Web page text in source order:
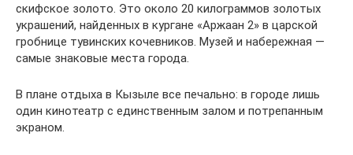
скифское золото. Это около 20 килограммов золотых
украшений, найденных в кургане «Аржаан 2» в царской
гробнице тувинских кочевников. Музей и набережная —
самые знаковые места города.
В плане отдыха в Кызыле все печально: в городе лишь
один кинотеатр с единственным залом и потрепанным
экраном.